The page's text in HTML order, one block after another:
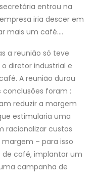
entrou na
iria descer em
mais um café….
a reunião só teve
diretor industrial e
A reunião durou
conclusões foram :
reduzir a margem
estimularia uma
racionalizar custos
– para isso
café, implantar um
campanha de